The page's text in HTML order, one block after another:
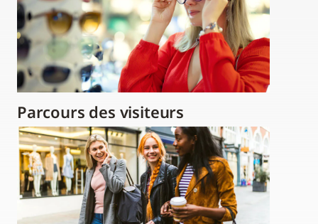
Parcours des visiteurs